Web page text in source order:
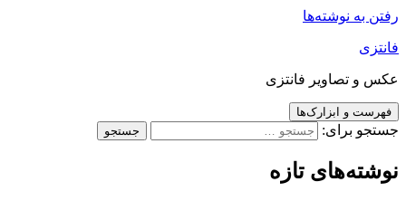
رفتن به نوشته‌ها
فانتزی
عکس و تصاویر فانتزی
فهرست و ابزارک‌ها
جستجو برای:
نوشته‌های تازه